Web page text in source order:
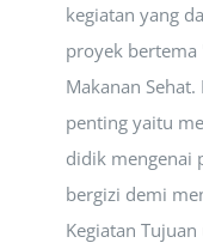
kegiatan yang
proyek bertema
Makanan
penting yaitu
didik mengenai
bergizi demi
Kegiatan